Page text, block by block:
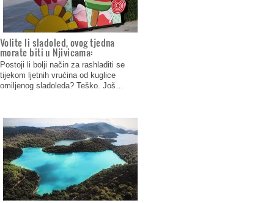
Volite li sladoled, ovog tjedna
morate biti u Njivicama:
Postoji li bolji način za rashladiti se
tijekom ljetnih vrućina od kuglice
omiljenog sladoleda? Teško. Još…